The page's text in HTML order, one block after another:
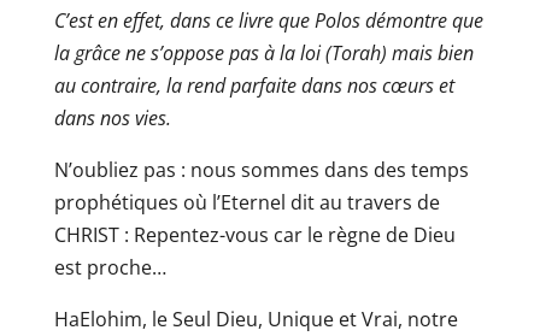
C’est en effet, dans ce livre que Polos démontre que
la grâce ne s’oppose pas à la loi (Torah) mais bien
au contraire, la rend parfaite dans nos cœurs et
dans nos vies.
N’oubliez pas : nous sommes dans des temps
prophétiques où l’Eternel dit au travers de
CHRIST : Repentez-vous car le règne de Dieu
est proche…
HaElohim, le Seul Dieu, Unique et Vrai, notre